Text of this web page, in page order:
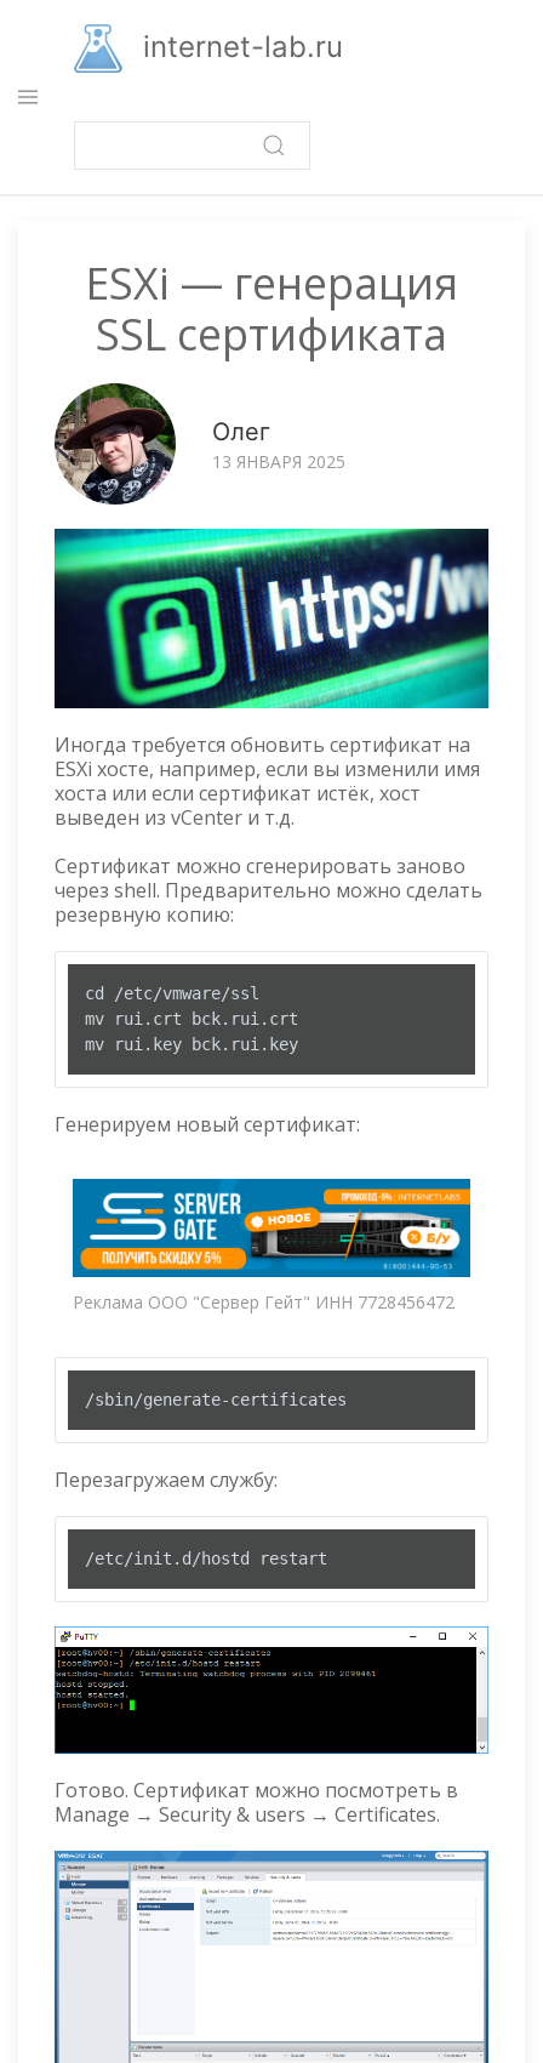
основному
содержанию
internet-lab.ru
ESXi — генерация
SSL сертификата
Олег
13 ЯНВАРЯ 2025
Иногда требуется обновить сертификат на
ESXi хосте, например, если вы изменили имя
хоста или если сертификат истёк, хост
выведен из vCenter и т.д.
Сертификат можно сгенерировать заново
через shell. Предварительно можно сделать
резервную копию:
cd /etc/vmware/ssl
mv rui.crt bck.rui.crt
mv rui.key bck.rui.key
Генерируем новый сертификат:
Реклама ООО "Сервер Гейт" ИНН 7728456472
/sbin/generate-certificates
Перезагружаем службу:
/etc/init.d/hostd restart
Готово. Сертификат можно посмотреть в
Manage → Security & users → Certificates.